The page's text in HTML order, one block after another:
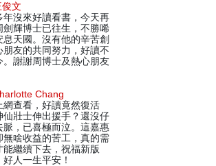
文
年沒來好讀看書，今天再
劍輝博士已往生，不勝唏
天國。沒有他的辛苦創
朋友的共同努力，好讀不
。謝謝周博士及熱心朋友
Chang
網查看，好讀竟然復活
仙壯士伸出援手？還沒仔
脈，已喜極而泣。這嘉惠
無啥收益的苦工，真的需
能繼續下去，祝福新版
人一生平安！